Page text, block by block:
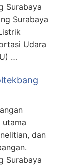
Surabaya
Surabaya
Udara
…
utama
dan
Surabaya